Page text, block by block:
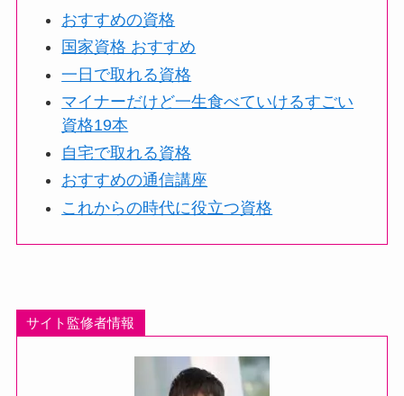
おすすめの資格
国家資格 おすすめ
一日で取れる資格
マイナーだけど一生食べていけるすごい
資格19本
自宅で取れる資格
おすすめの通信講座
これからの時代に役立つ資格
サイト監修者情報